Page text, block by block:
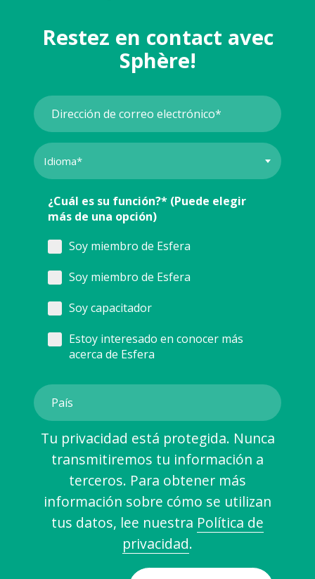
Restez en contact avec
Sphère!
¿Cuál es su función?* (Puede elegir
más de una opción)
Soy miembro de Esfera
Soy miembro de Esfera
Soy capacitador
Estoy interesado en conocer más
acerca de Esfera
Tu privacidad está protegida. Nunca
transmitiremos tu información a
terceros. Para obtener más
información sobre cómo se utilizan
tus datos, lee nuestra Política de
privacidad.